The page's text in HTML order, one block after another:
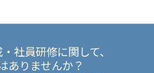
社員研修に関して、
ありませんか？